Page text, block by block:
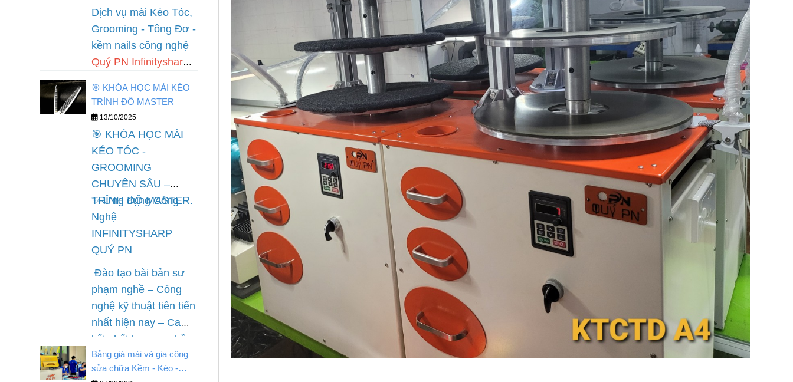
Dịch vụ mài Kéo Tóc,
Grooming - Tông Đơ -
kềm nails công nghệ
Quý PN Infinitysharp,
của khách hàng khi
đến với đội ngũ kỹ
thuật chuyên nghiệp
nhất hiện nay, chế độ
Quý PN.
🎯 KHÓA HỌC MÀI KÉO
TRÌNH ĐỘ MASTER
13/10/2025
🎯 KHÓA HỌC MÀI
KÉO TÓC -
GROOMING
CHUYÊN SÂU –
TRÌNH ĐỘ MASTER.
✨Ứng dụng Công
Nghệ
INFINITYSHARP
QUÝ PN
Đào tạo bài bản sư
phạm nghề – Công
nghệ kỹ thuật tiên tiến
nhất hiện nay – Cam
kết chất lượng nghề.
Bảng giá mài và gia công
sửa chữa Kềm - Kéo -